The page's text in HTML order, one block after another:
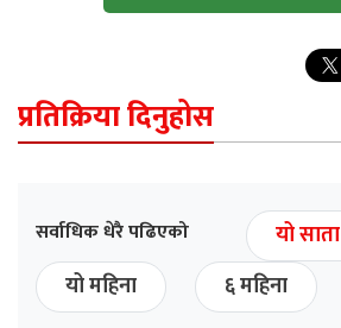
प्रतिक्रिया दिनुहोस
सर्वाधिक धेरै पढिएको
यो साता
यो महिना
६ महिना